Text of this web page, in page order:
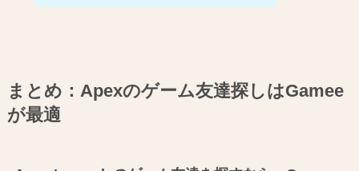
まとめ：Apexのゲーム友達探しはGamee
が最適